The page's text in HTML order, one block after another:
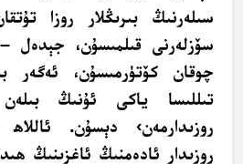
سىلەرنىڭ بىرىڭلار روزا
سۆزلەرنى قىلمىسۇن، جېدەل
چوقان كۆتۈرمىسۇن، ئەگەر
تىللىسا ياكى ئۇنىڭ
روزىدارمەن› دېسۇن.
روزىدار ئادەمنىڭ ئاغزىنىڭ